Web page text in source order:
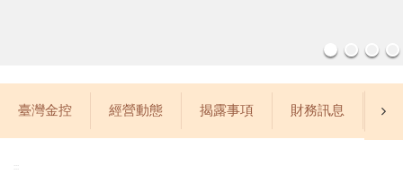
臺灣金控 經營動態 揭露事項 財務訊息 公